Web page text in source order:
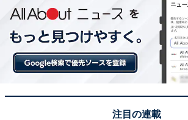
注目の連載